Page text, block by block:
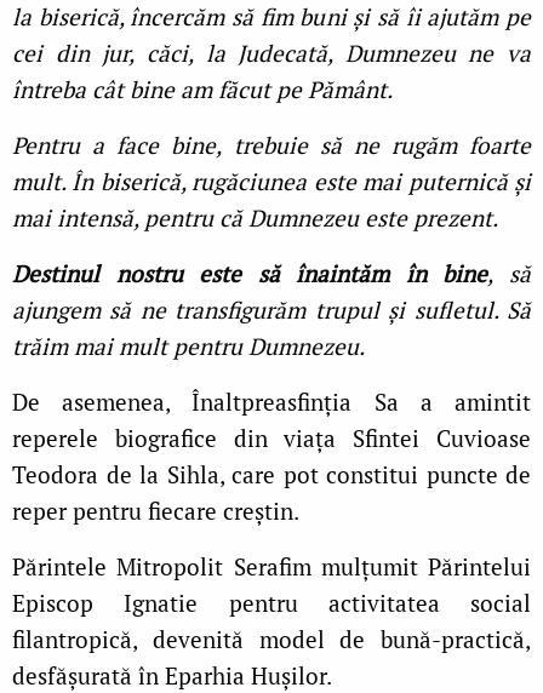
la biserică, încercăm să fim buni și să îi ajutăm pe
cei din jur, căci, la Judecată, Dumnezeu ne va
întreba cât bine am făcut pe Pământ.
Pentru a face bine, trebuie să ne rugăm foarte
mult. În biserică, rugăciunea este mai puternică și
mai intensă, pentru că Dumnezeu este prezent.
Destinul nostru este să înaintăm în bine, să
ajungem să ne transfigurăm trupul și sufletul. Să
trăim mai mult pentru Dumnezeu.
De asemenea, Înaltpreasfinția Sa a amintit
reperele biografice din viața Sfintei Cuvioase
Teodora de la Sihla, care pot constitui puncte de
reper pentru fiecare creștin.
Părintele Mitropolit Serafim mulțumit Părintelui
Episcop Ignatie pentru activitatea social
filantropică, devenită model de bună-practică,
desfășurată în Eparhia Hușilor.